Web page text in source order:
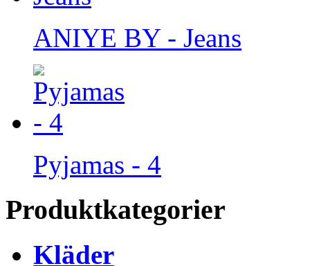
ANIYE BY - Jeans
Pyjamas - 4
Produktkategorier
Kläder